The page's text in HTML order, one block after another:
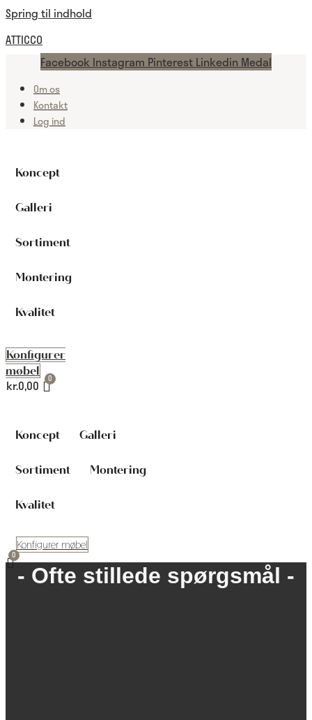
Spring til indhold
ATTICCO
Facebook Instagram Pinterest Linkedin Medal
Om os
Kontakt
Log ind
Koncept
Galleri
Sortiment
Montering
Kvalitet
Konfigurer
møbel
kr.0,00
Koncept Galleri
Sortiment Montering
Kvalitet
Konfigurer møbel
- Ofte stillede spørgsmål -